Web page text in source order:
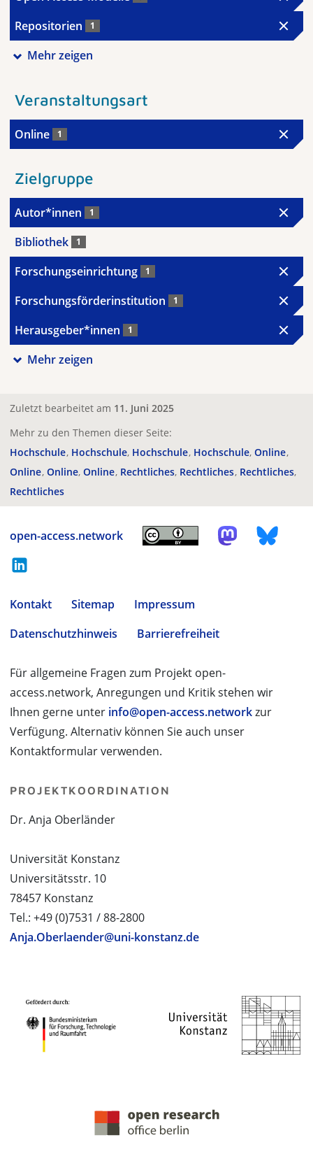
Repositorien 1
Mehr zeigen
Veranstaltungsart
Online 1
Zielgruppe
Autor*innen 1
Bibliothek 1
Forschungseinrichtung 1
Forschungsförderinstitution 1
Herausgeber*innen 1
Mehr zeigen
Zuletzt bearbeitet am 11. Juni 2025
Mehr zu den Themen dieser Seite:
Hochschule Hochschule Hochschule Hochschule Online
Online Online Online Rechtliches Rechtliches Rechtliches
Rechtliches
open-access.network
Kontakt Sitemap
Impressum
Datenschutzhinweis
Barrierefreiheit
Für allgemeine Fragen zum Projekt open-
access.network, Anregungen und Kritik stehen wir
Ihnen gerne unter info@open-access.networkzur
Verfügung. Alternativ können Sie auch unser
Kontaktformular verwenden.
PROJEKTKOORDINATION
Dr. Anja Oberländer
Universität Konstanz
Universitätsstr. 10
78457 Konstanz
Tel.: +49 (0)7531 / 88-2800
Anja.Oberlaender@uni-konstanz.de